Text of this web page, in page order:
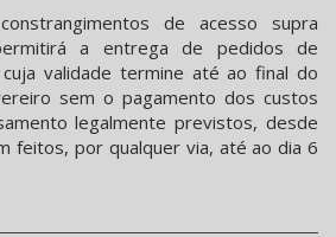
de acesso supra
a entrega de pedidos de
validade termine até ao final do
sem o pagamento dos custos
legalmente previstos, desde
feitos, por qualquer via, até ao dia 6